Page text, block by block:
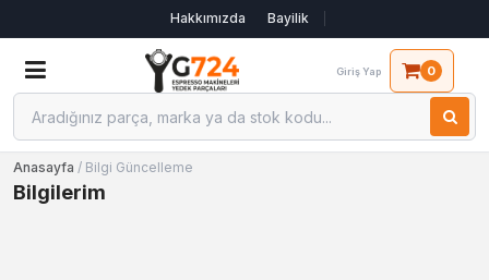
Hakkımızda Bayilik
Giriş Yap 0
Anasayfa / Bilgi Güncelleme
Bilgilerim